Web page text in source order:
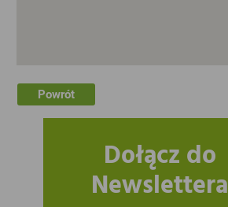
Powrót
Dołącz do
Newslettera